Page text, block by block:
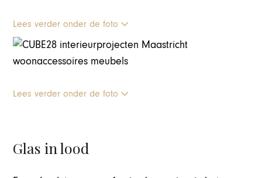
Lees verder onder de foto
Lees verder onder de foto
Glas in lood